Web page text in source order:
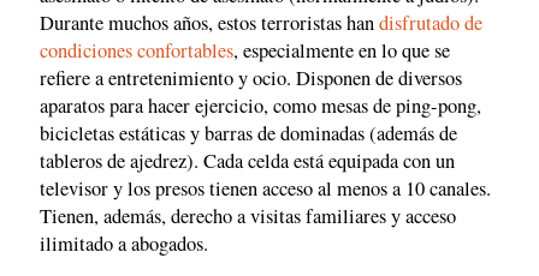
Durante muchos años, estos terroristas handisfrutado de
condiciones confortables, especialmente en lo que se
refiere a entretenimiento y ocio. Disponen de diversos
aparatos para hacer ejercicio, como mesas de ping-pong,
bicicletas estáticas y barras de dominadas (además de
tableros de ajedrez). Cada celda está equipada con un
televisor y los presos tienen acceso al menos a 10 canales.
Tienen, además, derecho a visitas familiares y acceso
ilimitado a abogados.